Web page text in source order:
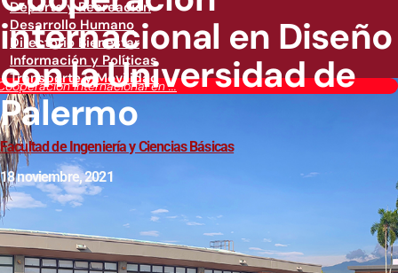
Deporte y Recreación
Desarrollo Humano
Directorio Bienestar
Información y Políticas
Transporte y Movilidad
internacional en ...
internacional en Diseño
con la Universidad de
Palermo
Facultad de Ingeniería y Ciencias Básicas
18 noviembre, 2021